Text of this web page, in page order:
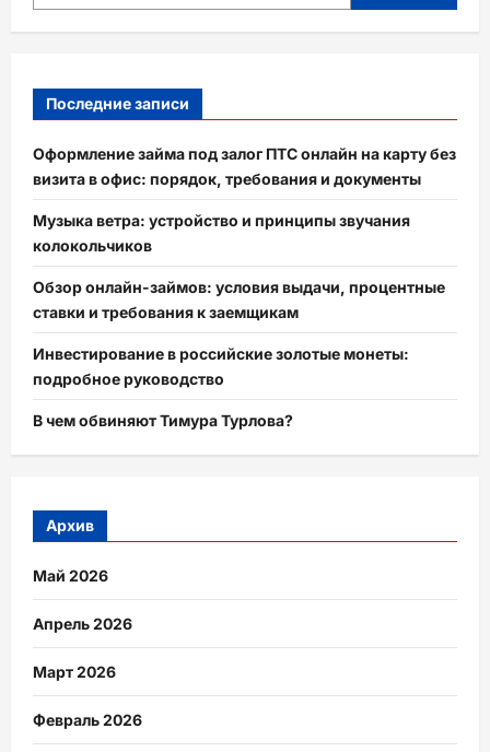
Последние записи
Оформление займа под залог ПТС онлайн на карту без
визита в офис: порядок, требования и документы
Музыка ветра: устройство и принципы звучания
колокольчиков
Обзор онлайн-займов: условия выдачи, процентные
ставки и требования к заемщикам
Инвестирование в российские золотые монеты:
подробное руководство
В чем обвиняют Тимура Турлова?
Архив
Май 2026
Апрель 2026
Март 2026
Февраль 2026